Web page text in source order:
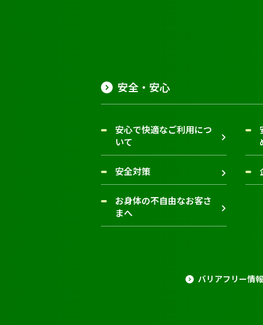
安全・安心
安心で快適なご利用につ
いて
安全対策
お身体の不自由なお客さ
まへ
バリアフリー情報